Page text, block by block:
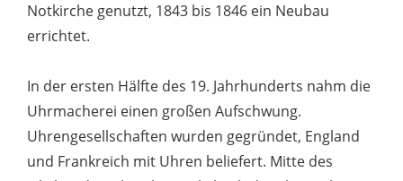
Notkirche genutzt, 1843 bis 1846 ein Neubau
errichtet.
In der ersten Hälfte des 19. Jahrhunderts nahm die
Uhrmacherei einen großen Aufschwung.
Uhrengesellschaften wurden gegründet, England
und Frankreich mit Uhren beliefert. Mitte des